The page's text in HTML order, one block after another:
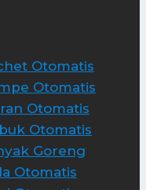
Otomatis
Otomatis
Otomatis
Otomatis
Goreng
Otomatis